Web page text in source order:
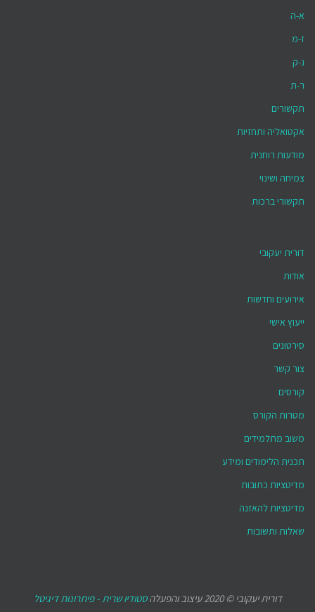
א-ה
ז-מ
נ-ק
ר-ת
תקשורים
אקטואליה ותחזיות
מודעות רוחנית
צמיחה ושינוי
תקשורי ברכות
דורית יעקובי
אודות
אירועים וחדשות
ייעוץ אישי
סירטונים
צור קשר
קורסים
מטרות הקורס
משוב מתלמידים
תכנית הלימודים ומידע
מדיטציות כתובות
מדיטציות להאזנה
שאלות ותשובות
דורית יעקובי © 2020 עיצוב והפעלה סטודיו שרית - פיתרונות דיגיטל